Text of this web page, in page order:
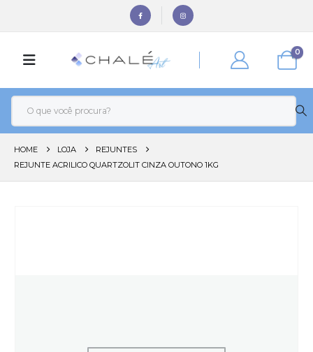
0
HOME LOJA
REJUNTES
REJUNTE ACRILICO QUARTZOLIT CINZA OUTONO 1KG